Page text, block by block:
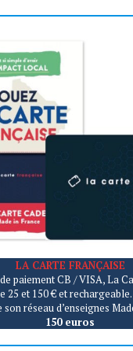
LA CARTE FRANÇAISE
paiement CB / VISA, La
25 et 150 € et
son réseau d’enseignes
150 euros